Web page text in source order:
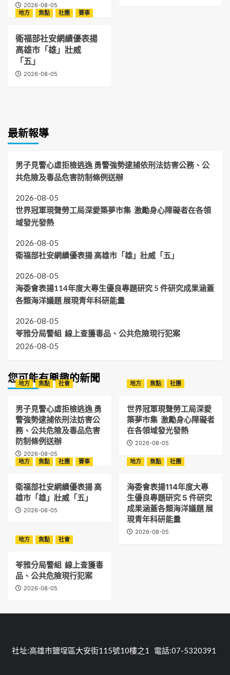
2026-08-05
地方 焦點 社團 賽事
衛福部社安網績優表揚
高雄市「雄」壯威
「五」
2026-08-05
最新報導
男子見警心虛拒檢逃逸 勇警強勢逮捕依刑法妨害公務、公
共危險及毒品危害防制條例送辦
2026-08-05
世界冠軍現聲勞工局深愛築夢市集 激勵身心障礙者在各領
域發光發熱
2026-08-05
衛福部社安網績優表揚 高雄市「雄」壯威「五」
2026-08-05
海委會表揚114年度大專生優良專題研究 5 件研究成果涵蓋
各類海洋議題 展現青年科研能量
2026-08-05
苓雅分局警組 線上查獲毒品、公共危險現行犯案
2026-08-05
您可能有興趣的新聞
地方 焦點 社會
男子見警心虛拒檢逃逸 勇
警強勢逮捕依刑法妨害公
務、公共危險及毒品危害
防制條例送辦
2026-08-05
地方 焦點 社團
世界冠軍現聲勞工局深愛
築夢市集 激勵身心障礙者
在各領域發光發熱
2026-08-05
地方 焦點 社團 賽事
衛福部社安網績優表揚 高
雄市「雄」壯威「五」
2026-08-05
地方 焦點 社團
海委會表揚114年度大專
生優良專題研究 5 件研究
成果涵蓋各類海洋議題 展
現青年科研能量
2026-08-05
地方
焦點 社會
苓雅分局警組 線上查獲毒
品、公共危險現行犯案
2026-08-05
社址:高雄市鹽埕區大安街115號10樓之1 電話:07-5320391